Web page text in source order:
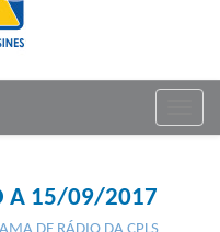
A 15/09/2017